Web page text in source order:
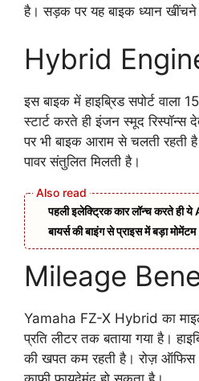
है। सड़क पर यह बाइक ध्यान खींचने
Hybrid
इस बाइक में हाइब्रिड सपोर्ट वाला
स्टार्ट करते ही इंजन स्मूद
पर भी बाइक आराम से चलती रहती
पावर संतुलित मिलती है।
पहली इलेक्ट्रिक कार लॉन्च करते ही
बायर्स की बाइंग से प्राइस में बड़ा मोमेंटम
Mileage
Yamaha FZ-X Hybrid का
प्रति लीटर तक बताया गया है।
की खपत कम रहती है। रोज़ ऑफिस